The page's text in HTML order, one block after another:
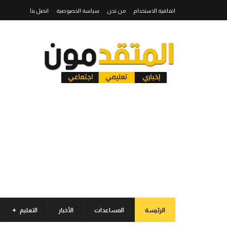
اتفاقية الاستخدام من نحن سياسة الخصوصية اتصل بنا
الرئيسة المساعدات الأخبار التعليم